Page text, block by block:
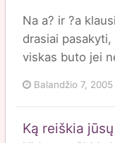
Na a? ir ?a
drasiai
viskas buto jei
Balandžio 7, 2005
Ką reiškia